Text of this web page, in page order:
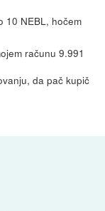
10 NEBL, hočem
računu 9.991
da pač kupič